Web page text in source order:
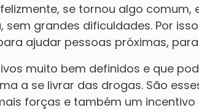
se tornou algo
sem grandes dificuldades. Por
ajudar pessoas próximas,
muito bem definidos e que
a se livrar das drogas. São
forças e também um incentivo